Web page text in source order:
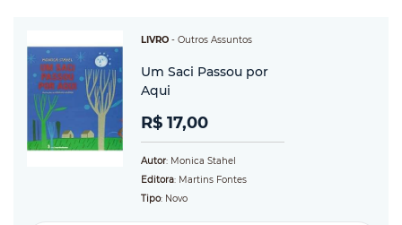
LIVRO - Outros Assuntos
Um Saci Passou por
Aqui
R$ 17,00
Autor: Monica Stahel
Editora: Martins Fontes
Tipo: Novo